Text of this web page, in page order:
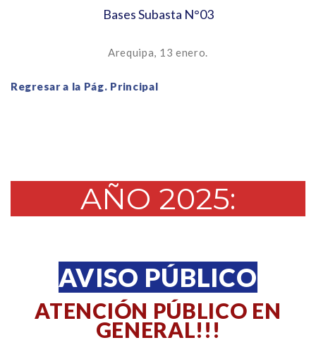
Bases Subasta N°03
Arequipa, 13 enero.
Regresar a la Pág. Principal
AÑO 2025:
AVISO PÚBLICO
ATENCIÓN PÚBLICO EN
GENERAL!!!